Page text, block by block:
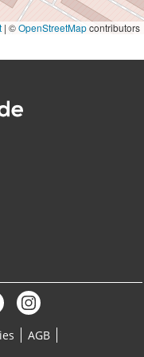
| ©OpenStreetMapcontributors
AGB